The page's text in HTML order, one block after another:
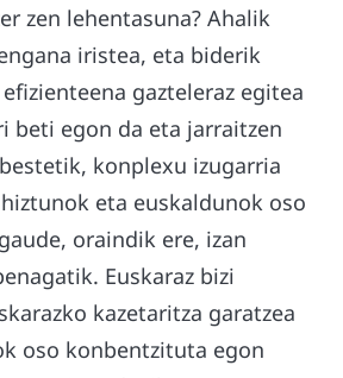
zen lehentasuna? Ahalik
iristea, eta biderik
gazteleraz egitea
beti egon da eta jarraitzen
konplexu izugarria
eta euskaldunok oso
oraindik ere, izan
Euskaraz bizi
kazetaritza garatzea
oso konbentzituta egon